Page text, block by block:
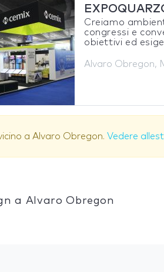
Creiamo
congressi e
obiettivi ed
Alvaro Obregon,
a Alvaro Obregon. Vedere
a Alvaro Obregon